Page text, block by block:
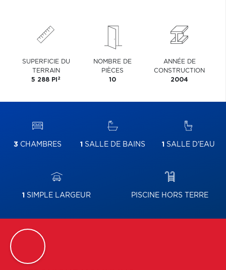
SUPERFICIE DU
TERRAIN
5 288 PI 2
NOMBRE DE
PIÈCES
10
ANNÉE DE
CONSTRUCTION
2004
3 CHAMBRES 1 SALLE DE BAINS 1 SALLE D'EAU
1 SIMPLE LARGEUR PISCINE HORS TERRE